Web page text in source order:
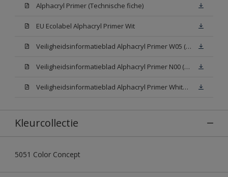
Alphacryl Primer (Technische fiche)
EU Ecolabel Alphacryl Primer Wit
Veiligheidsinformatieblad Alphacryl Primer W05 (SDS)
Veiligheidsinformatieblad Alphacryl Primer N00 (SDS)
Veiligheidsinformatieblad Alphacryl Primer White (SDS)
Kleurcollectie
5051 Color Concept